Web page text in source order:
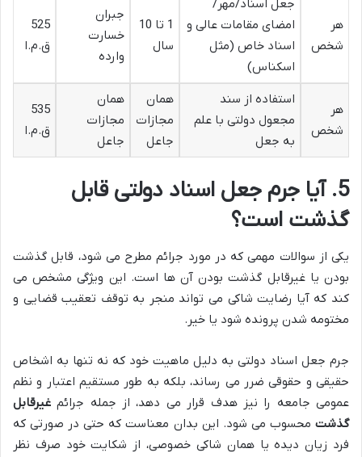
هر
شخص
جعل اسناد/مهر/
امضای مقامات عالی و
اسناد خاص (مثل
اسکناس)
1 تا 10
سال
جبران
خسارت
وارده
525
ق.م.ا
هر
شخص
استفاده از سند
مجعول دولتی با علم
به جعل
همان
مجازات
جاعل
همان
مجازات
جاعل
535
ق.م.ا
5. آیا جرم جعل اسناد دولتی قابل
گذشت است؟
یکی از سوالات مهمی که در مورد جرائم مطرح می شود، قابل گذشت
بودن یا غیرقابل گذشت بودن آن ها است. این ویژگی مشخص می
کند که آیا رضایت شاکی می تواند منجر به توقف تعقیب قضایی و
مختومه شدن پرونده شود یا خیر.
جرم جعل اسناد دولتی به دلیل ماهیت خود که نه تنها به اشخاص
حقیقی و حقوقی ضرر می رساند، بلکه به طور مستقیم اعتبار و نظم
عمومی جامعه را نیز هدف قرار می دهد، از جمله جرائم غیرقابل
گذشت محسوب می شود. این بدان معناست که حتی در صورتی که
فرد زیان دیده یا همان شاکی خصوصی، از شکایت خود صرف نظر